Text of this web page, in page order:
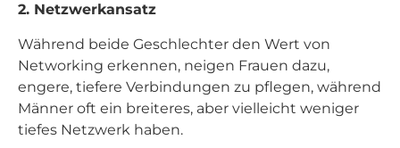
2. Netzwerkansatz
Während beide Geschlechter den Wert von
Networking erkennen, neigen Frauen dazu,
engere, tiefere Verbindungen zu pflegen, während
Männer oft ein breiteres, aber vielleicht weniger
tiefes Netzwerk haben.